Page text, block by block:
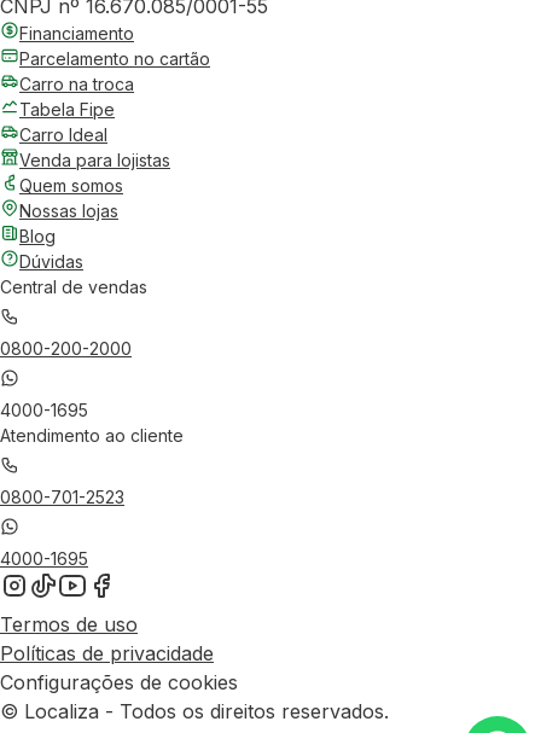
CNPJ nº 16.670.085/0001-55
Financiamento
Parcelamento no cartão
Carro na troca
Tabela Fipe
Carro Ideal
Venda para lojistas
Quem somos
Nossas lojas
Blog
Dúvidas
Central de vendas
0800-200-2000
4000-1695
Atendimento ao cliente
0800-701-2523
4000-1695
Termos de uso
Políticas de privacidade
Configurações de cookies
© Localiza - Todos os direitos reservados.